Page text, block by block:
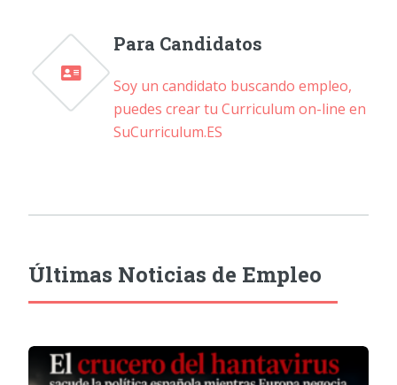
Para Candidatos
Soy un candidato buscando empleo,
puedes crear tu Curriculum on-line en
SuCurriculum.ES
Últimas Noticias de Empleo